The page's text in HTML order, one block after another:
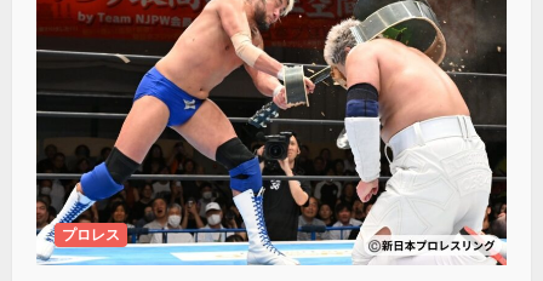
プロレス